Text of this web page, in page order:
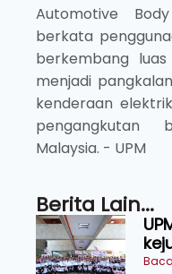
Automotive
berkata
berkembang
menjadi
kenderaan
pengangkutan
Malaysia. - UPM
Berita Lain...